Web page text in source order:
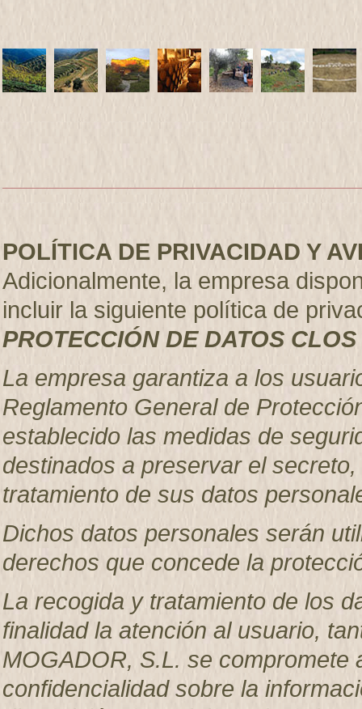
POLÍTICA DE PRIVACIDAD Y
Adicionalmente, la empresa
incluir la siguiente política de
PROTECCIÓN DE DATOS
La empresa garantiza a los
Reglamento General de
establecido las medidas de
destinados a preservar el
tratamiento de sus datos
Dichos datos personales serán
derechos que concede la
La recogida y tratamiento de los
finalidad la atención al usuario,
MOGADOR, S.L. se
confidencialidad sobre la